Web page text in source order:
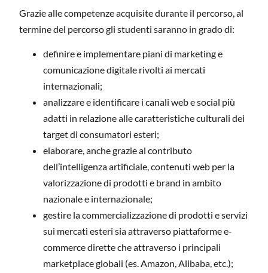
Grazie alle competenze acquisite durante il percorso, al
termine del percorso gli studenti saranno in grado di:
definire e implementare piani di marketing e
comunicazione digitale rivolti ai mercati
internazionali;
analizzare e identificare i canali web e social più
adatti in relazione alle caratteristiche culturali dei
target di consumatori esteri;
elaborare, anche grazie al contributo
dell’intelligenza artificiale, contenuti web per la
valorizzazione di prodotti e brand in ambito
nazionale e internazionale;
gestire la commercializzazione di prodotti e servizi
sui mercati esteri sia attraverso piattaforme e-
commerce dirette che attraverso i principali
marketplace globali (es. Amazon, Alibaba, etc.);